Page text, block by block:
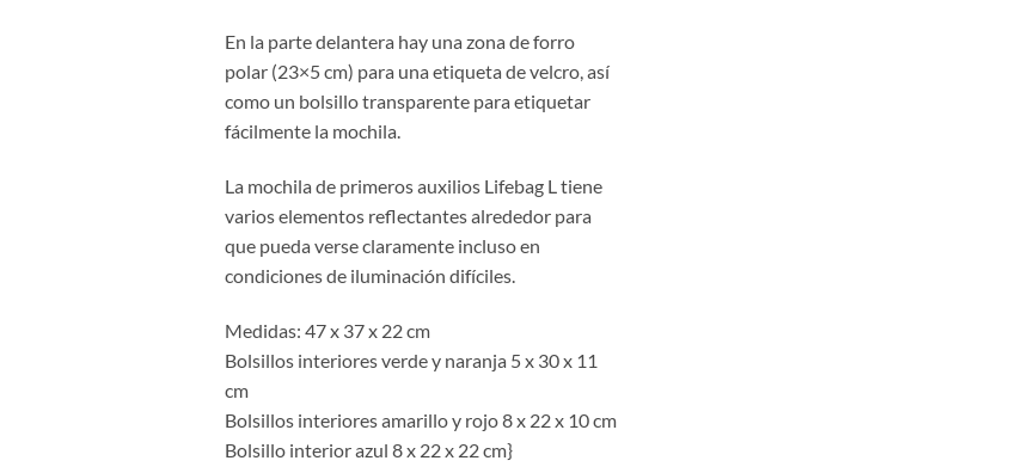
En la parte delantera hay una zona de forro
polar (23×5 cm) para una etiqueta de velcro, así
como un bolsillo transparente para etiquetar
fácilmente la mochila.
La mochila de primeros auxilios Lifebag L tiene
varios elementos reflectantes alrededor para
que pueda verse claramente incluso en
condiciones de iluminación difíciles.
Medidas: 47 x 37 x 22 cm
Bolsillos interiores verde y naranja 5 x 30 x 11
cm
Bolsillos interiores amarillo y rojo 8 x 22 x 10 cm
Bolsillo interior azul 8 x 22 x 22 cm}